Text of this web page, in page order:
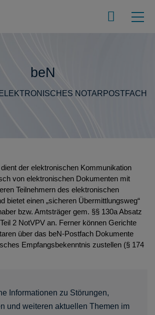
beN
NOTARPOSTFACH
der elektronischen Kommunikation
von elektronischen Dokumenten mit
Teilnehmern des elektronischen
bietet einen „sicheren Übermittlungsweg“
bzw. Amtsträger gem. §§ 130a Absatz
2 NotVPV an. Ferner können Gerichte
über das beN-Postfach Dokumente
Empfangsbekenntnis zustellen (§ 174
Informationen zu Störungen,
und weiteren aktuellen Themen im